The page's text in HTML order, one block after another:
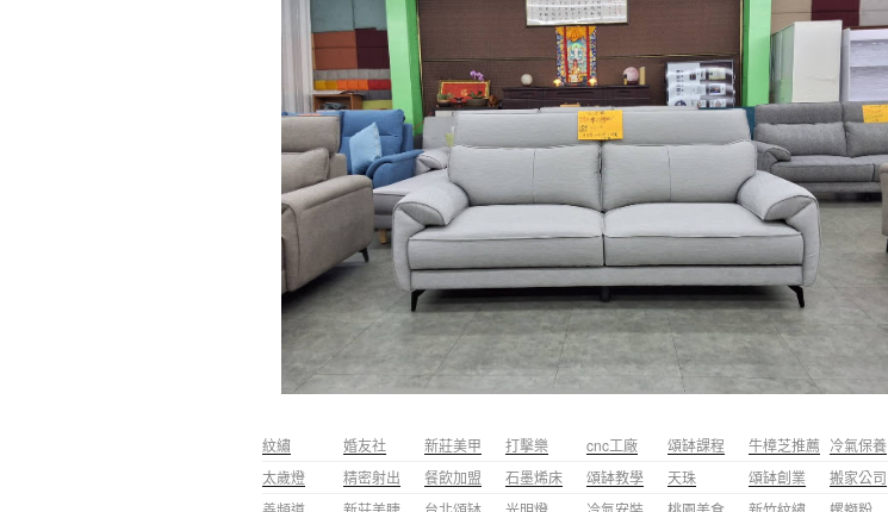
紋繡 婚友社 新莊美甲 打擊樂 cnc工廠 頌缽課程 牛樟芝推薦 冷氣保養
太歲燈
精密射出 餐飲加盟 石墨烯床 頌缽教學 天珠 頌缽創業 搬家公司